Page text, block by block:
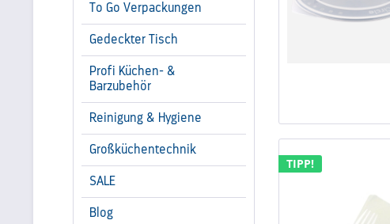
To Go Verpackungen
Gedeckter Tisch
Profi Küchen- &
Barzubehör
Reinigung & Hygiene
Großküchentechnik
SALE
Blog
TIPP!